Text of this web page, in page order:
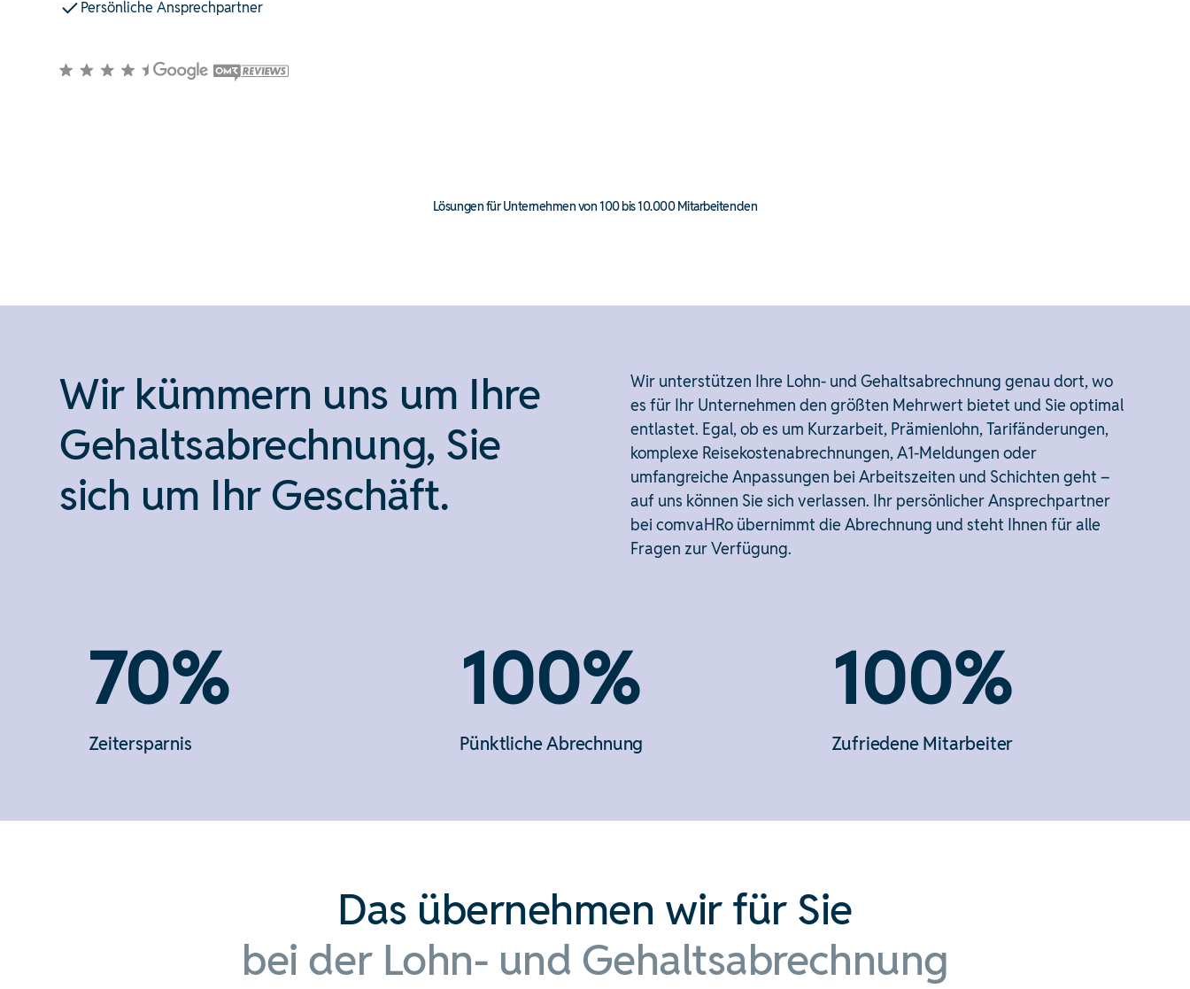
Persönliche Ansprechpartner
Lösungen für Unternehmen von 100 bis 10.000 Mitarbeitenden
Wir kümmern uns um Ihre
Gehaltsabrechnung, Sie
sich um Ihr Geschäft.
Wir unterstützen Ihre Lohn- und Gehaltsabrechnung genau dort, wo
es für Ihr Unternehmen den größten Mehrwert bietet und Sie optimal
entlastet. Egal, ob es um Kurzarbeit, Prämienlohn, Tarifänderungen,
komplexe Reisekostenabrechnungen, A1-Meldungen oder
umfangreiche Anpassungen bei Arbeitszeiten und Schichten geht –
auf uns können Sie sich verlassen. Ihr persönlicher Ansprechpartner
bei comvaHRo übernimmt die Abrechnung und steht Ihnen für alle
Fragen zur Verfügung.
70%
Zeitersparnis
100%
Pünktliche Abrechnung
100%
Zufriedene Mitarbeiter
Das übernehmen wir für Sie
bei der Lohn- und Gehaltsabrechnung